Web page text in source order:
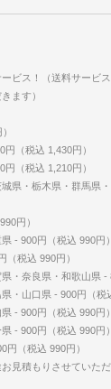
ビス！（送料サービ
ます）
（税込 1,430円）
（税込 1,210円）
県・栃木県・群馬県
円）
- 900円（税込 990円）
（税込 990円）
・奈良県・和歌山県 -
・山口県 - 900円（税
- 900円（税込 990円）
- 900円（税込 990円）
円（税込 990円）
見積もりさせていた